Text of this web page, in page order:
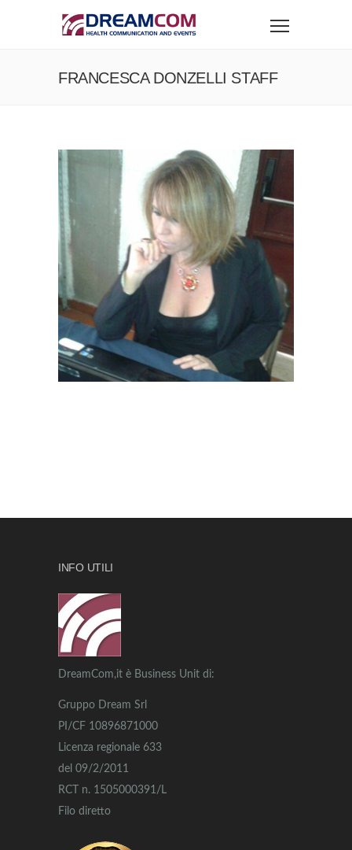
FRANCESCA DONZELLI STAFF
INFO UTILI
DreamCom,it è Business Unit di:
Gruppo Dream Srl
PI/CF 10896871000
Licenza regionale 633
del 09/2/2011
RCT n. 1505000391/L
Filo diretto